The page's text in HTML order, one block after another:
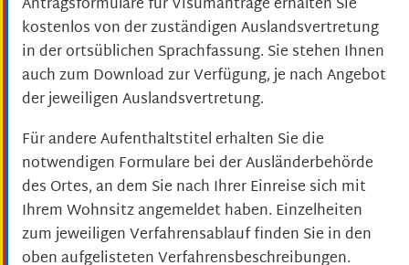
kostenlos von der zuständigen Auslandsvertretung
in der ortsüblichen Sprachfassung. Sie stehen Ihnen
auch zum Download zur Verfügung, je nach Angebot
der jeweiligen Auslandsvertretung.
Für andere Aufenthaltstitel erhalten Sie die
notwendigen Formulare bei der Ausländerbehörde
des Ortes, an dem Sie nach Ihrer Einreise sich mit
Ihrem Wohnsitz angemeldet haben. Einzelheiten
zum jeweiligen Verfahrensablauf finden Sie in den
oben aufgelisteten Verfahrensbeschreibungen.